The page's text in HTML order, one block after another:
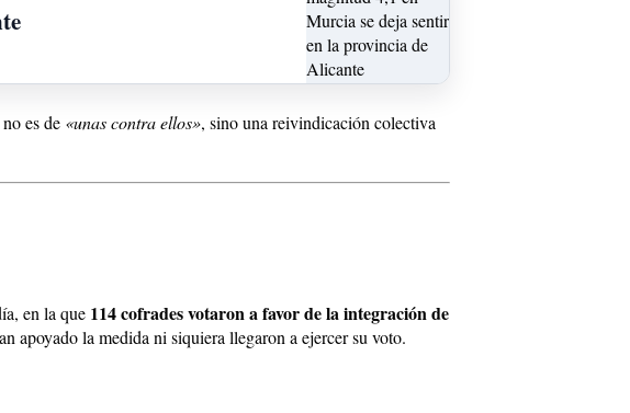
es de «unas contra ellos», sino una reivindicación colectiva
en la que 114 cofrades votaron a favor de la integración de
apoyado la medida ni siquiera llegaron a ejercer su voto.